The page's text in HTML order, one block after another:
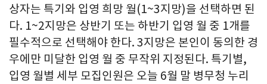
상자는 특기와 입영 희망 월(1~3지망)을 선택하면 된
다. 1~2지망은 상반기 또는 하반기 입영 월 중 1개를
필수적으로 선택해야 한다. 3지망은 본인이 동의한 경
우에만 미달한 입영 월 중 무작위 지정된다. 특기별,
입영 월별 세부 모집인원은 오늘 6월 말 병무청 누리